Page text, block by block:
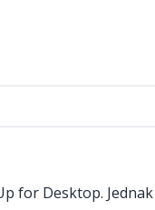
for Desktop.